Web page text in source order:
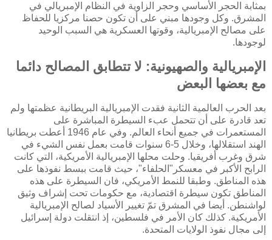
بمثابة الحجر الأساسي وحجر الزاوية في النظام الإمبريالي في
المشرق. وكل وجودها مبني على أن تكون حصنا مركزيا للحفاظ
على مصالح الإمبريالية، وقوتها العسكرية هي السبب الوحيد
لوجودها.
الإمبريالية والصهيونية: لا تتطابق المصالح دائما
مع بعضها البعض
بعد الحرب العالمية الثانية فقدت الإمبريالية البريطانية عظمتها ولم
تعد قادرة على أن تتحمل عبء السيطرة المباشرة على
المستعمرات في جميع أنحاء العالم. وفي عام 1946 أعطت بريطانيا
الهند استقلالها، وخلال 5-6 سنوات قامت بعمل نفس الشيء في
شرق وغرب أفريقيا. وحلت محلها الإمبريالية الأمريكية، التي كانت
الرابح الأكبر في معسكر"الحلفاء"، حيث قامت ببسط نفوذها على
هذه المناطق. وطبقا للنمط الأمريكي، فان السيطرة على هذه
المناطق تكون سيطرة اقتصادية، مع حكومات تحت إشراف وثيق
لواشنطن. أيضا في المشرق تمّ تغيير الأسياد لصالح الإمبريالية
الأمريكية. كذلك كان الأمر في فلسطين، إذ انتقلت دولة إسرائيل
إلى مجال نفوذ الولايات المتحدة.